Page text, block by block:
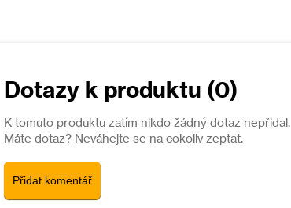
Dotazy k produktu (0)
K tomuto produktu zatím nikdo žádný dotaz nepřidal.
Máte dotaz? Neváhejte se na cokoliv zeptat.
Přidat komentář